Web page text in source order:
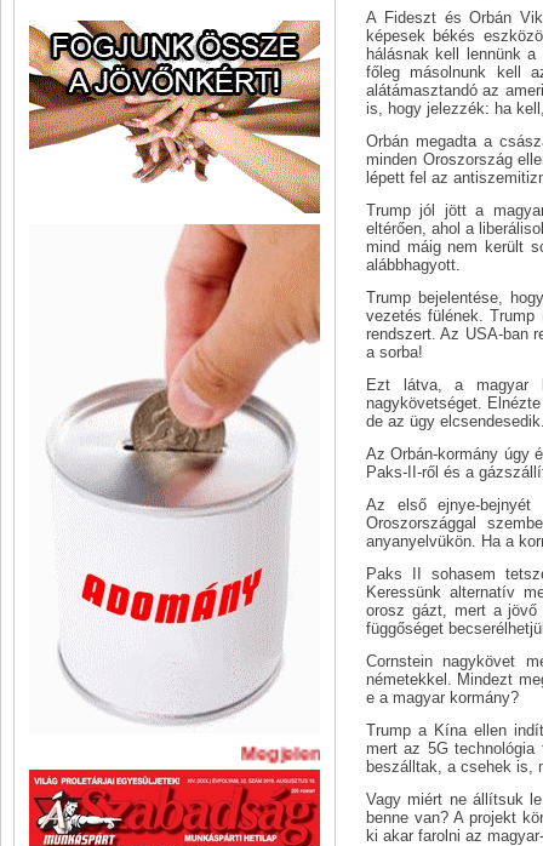
Megjelent A Szabadság legújabb
A Fideszt és Orbán
képesek békés
hálásnak kell lennünk
főleg másolnunk kell
alátámasztandó az
is, hogy jelezzék: ha
Orbán megadta a
minden Oroszország
lépett fel az
Trump jól jött a
eltérően, ahol a
mind máig nem került
alábbhagyott.
Trump bejelentése,
vezetés fülének. Trump
rendszert. Az USA-ban
a sorba!
Ezt látva, a magyar
nagykövetséget.
de az ügy
Az Orbán-kormány úgy
Paks-II-ről és a
Az első ejnye-
Oroszországgal
anyanyelvükön. Ha a
Paks II sohasem
Keressünk alternatív
orosz gázt, mert a jövő
függőséget
Cornstein nagykövet
németekkel. Mindezt
e a magyar kormány?
Trump a Kína ellen
mert az 5G
beszálltak, a csehek is,
Vagy miért ne állítsuk
benne van? A projekt
ki akar farolni az